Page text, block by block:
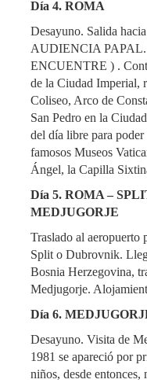
Día 4. ROMA
Desayuno. Salida
AUDIENCIA PAPAL.
ENCUENTRE ) .
de la Ciudad Imperial,
Coliseo, Arco de
San Pedro en la
del día libre para
famosos Museos
Ángel, la Capilla
Día 5. ROMA –
MEDJUGORJE
Traslado al aeropuerto
Split o Dubrovnik.
Bosnia Herzegovina,
Medjugorje.
Día 6.
Desayuno. Visita de
1981 se apareció por
niños, desde